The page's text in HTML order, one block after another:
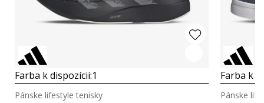
Farba k dispozícii:1
Pánske lifestyle tenisky
Farba k
Pánske